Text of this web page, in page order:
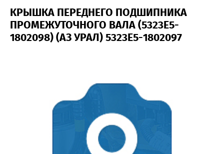
КРЫШКА ПЕРЕДНЕГО ПОДШИПНИКА
ПРОМЕЖУТОЧНОГО ВАЛА (5323Е5-
1802098) (АЗ УРАЛ) 5323Е5-1802097